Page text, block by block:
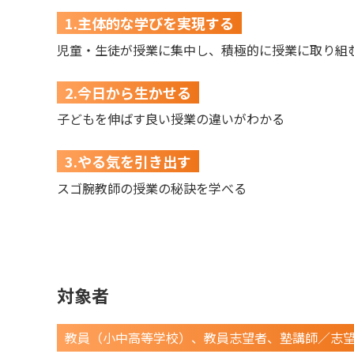
1.主体的な学びを実現する
児童・生徒が授業に集中し、積極的に授業に取り組
2.今日から生かせる
子どもを伸ばす良い授業の違いがわかる
3.やる気を引き出す
スゴ腕教師の授業の秘訣を学べる
対象者
教員（小中高等学校）、教員志望者、塾講師／志